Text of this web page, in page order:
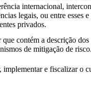
internacional,
legais, ou entre
privados.
contém a descrição
de mitigação de risco.
implementar e fiscalizar o